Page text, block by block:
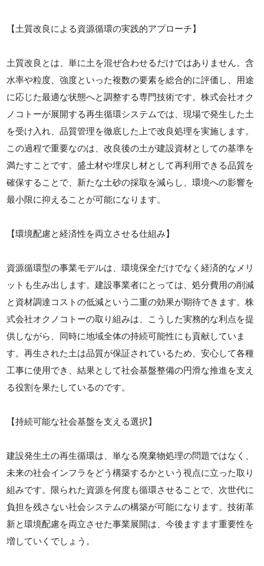
【土質改良による資源循環の実践的アプローチ】
土質改良とは、単に土を混ぜ合わせるだけではありません。含
水率や粒度、強度といった複数の要素を総合的に評価し、用途
に応じた最適な状態へと調整する専門技術です。株式会社オク
ノコトーが展開する再生循環システムでは、現場で発生した土
を受け入れ、品質管理を徹底した上で改良処理を実施します。
この過程で重要なのは、改良後の土が建設資材としての基準を
満たすことです。盛土材や埋戻し材として再利用できる品質を
確保することで、新たな土砂の採取を減らし、環境への影響を
最小限に抑えることが可能になります。
【環境配慮と経済性を両立させる仕組み】
資源循環型の事業モデルは、環境保全だけでなく経済的なメリ
ットも生み出します。建設事業者にとっては、処分費用の削減
と資材調達コストの低減という二重の効果が期待できます。株
式会社オクノコトーの取り組みは、こうした実務的な利点を提
供しながら、同時に地域全体の持続可能性にも貢献していま
す。再生された土は品質が保証されているため、安心して各種
工事に使用でき、結果として社会基盤整備の円滑な推進を支え
る役割を果たしているのです。
【持続可能な社会基盤を支える選択】
建設発生土の再生循環は、単なる廃棄物処理の問題ではなく、
未来の社会インフラをどう構築するかという視点に立った取り
組みです。限られた資源を何度も循環させることで、次世代に
負担を残さない社会システムの構築が可能になります。技術革
新と環境配慮を両立させた事業展開は、今後ますます重要性を
増していくでしょう。